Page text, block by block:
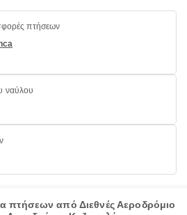
πτήσεων
ναύλου
πτήσεων από Διεθνές Αεροδρόμιο